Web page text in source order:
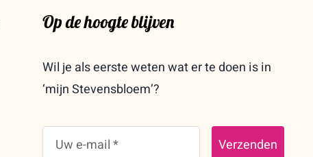
Op de hoogte blijven
Wil je als eerste weten wat er te doen is in
‘mijn Stevensbloem’?
Verzenden